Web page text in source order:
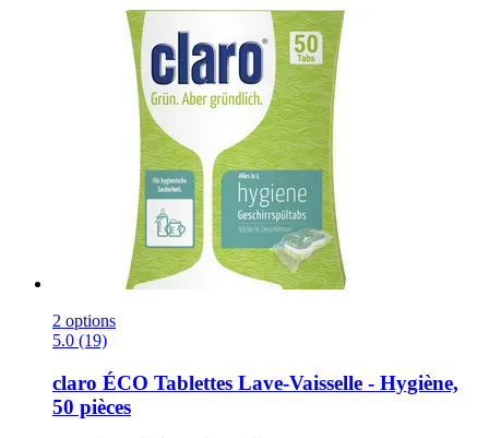
2 options
5.0 (19)
claro ÉCO Tablettes Lave-​Vaisselle -​ Hygiène,
50 pièces